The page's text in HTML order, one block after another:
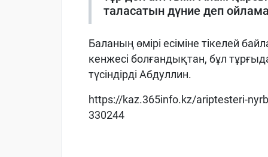
таласатын дүние деп
Баланың өмірі есіміне тікелей
кенжесі болғандықтан, бұл
түсіндірді Абдуллин.
https://kaz.365info.kz/ariptesteri-
330244